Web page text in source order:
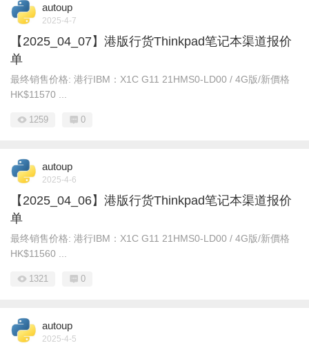
autoup
2025-4-7
【2025_04_07】港版行货Thinkpad笔记本渠道报价
单
最终销售价格: 港行IBM： X1C G11 21HMS0-LD00 / 4G版/新價格
HK$11570 ...
1259 0
autoup
2025-4-6
【2025_04_06】港版行货Thinkpad笔记本渠道报价
单
最终销售价格: 港行IBM： X1C G11 21HMS0-LD00 / 4G版/新價格
HK$11560 ...
1321 0
autoup
2025-4-5